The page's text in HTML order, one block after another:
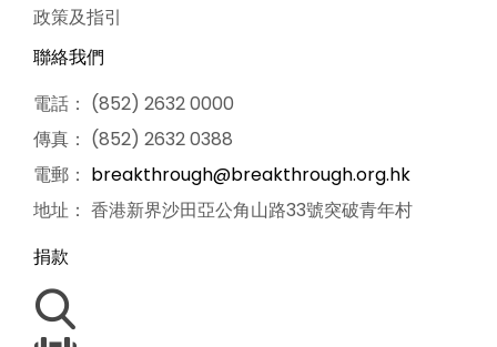
政策及指引
聯絡我們
電話： (852) 2632 0000
傳真： (852) 2632 0388
電郵： breakthrough@breakthrough.org.hk
地址： 香港新界沙田亞公角山路33號突破青年村
捐款